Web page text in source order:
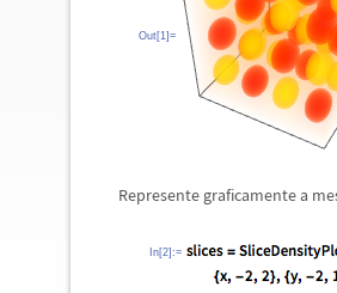
Out[1]=
Represente graficamente a
In[2]:=